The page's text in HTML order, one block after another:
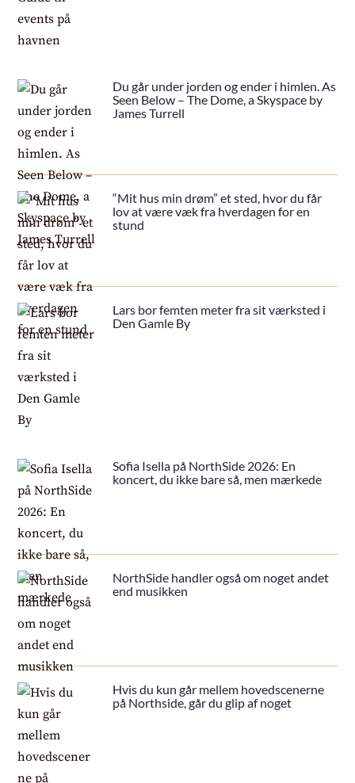
Du går under jorden og ender i himlen. As
Seen Below – The Dome, a Skyspace by
James Turrell
“Mit hus min drøm” et sted, hvor du får
lov at være væk fra hverdagen for en
stund
Lars bor femten meter fra sit værksted i
Den Gamle By
Sofia Isella på NorthSide 2026: En
koncert, du ikke bare så, men mærkede
NorthSide handler også om noget andet
end musikken
Hvis du kun går mellem hovedscenerne
på Northside, går du glip af noget